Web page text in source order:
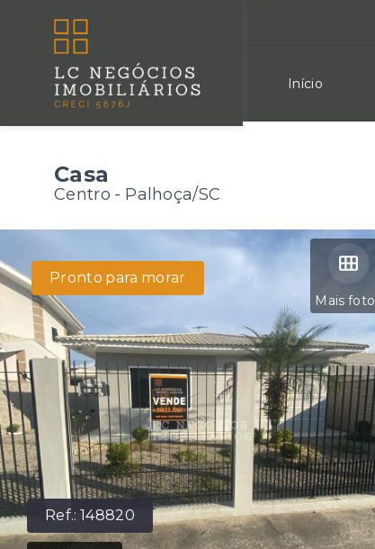
Início
Casa
Centro - Palhoça/SC
Ref.:148820
Mais
Pronto para morar